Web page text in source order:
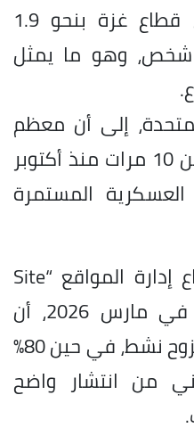
يُقدر عدد النازحين في قطاع غزة بنحو 1.9
2.1 مليون شخص، وهو ما يمثل
إلى أن معظم
العائلات قد نزحت أكثر من 10 مرات منذ أكتوبر
العسكرية المستمرة
وأظهر مسح أجراه قطاع إدارة المواقع “Site
Management Cluster” في مارس 2026، أن
هناك نحو 1,600 موقع نزوح نشط، في حين 80%
من انتشار واضح